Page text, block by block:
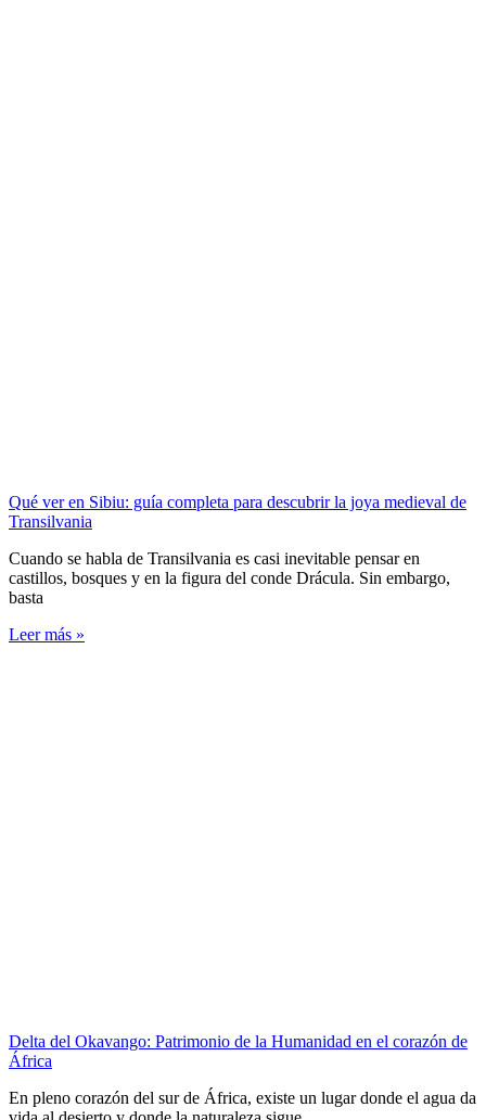
Qué ver en Sibiu: guía completa para descubrir la joya medieval de
Transilvania
Cuando se habla de Transilvania es casi inevitable pensar en
castillos, bosques y en la figura del conde Drácula. Sin embargo,
basta
Leer más »
Delta del Okavango: Patrimonio de la Humanidad en el corazón de
África
En pleno corazón del sur de África, existe un lugar donde el agua da